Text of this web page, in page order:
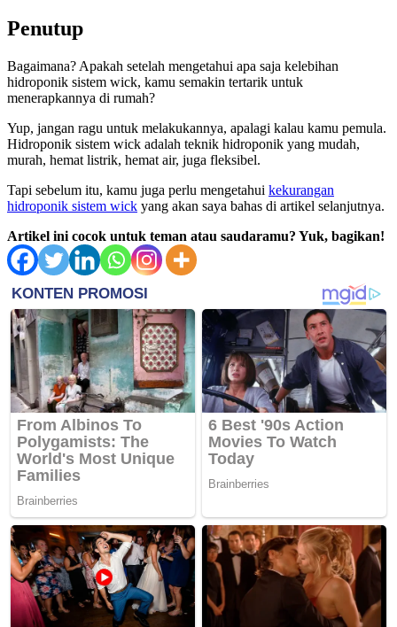
Penutup
Bagaimana? Apakah setelah mengetahui apa saja kelebihan
hidroponik sistem wick, kamu semakin tertarik untuk
menerapkannya di rumah?
Yup, jangan ragu untuk melakukannya, apalagi kalau kamu pemula.
Hidroponik sistem wick adalah teknik hidroponik yang mudah,
murah, hemat listrik, hemat air, juga fleksibel.
Tapi sebelum itu, kamu juga perlu mengetahui kekurangan
hidroponik sistem wick yang akan saya bahas di artikel selanjutnya.
Artikel ini cocok untuk teman atau saudaramu? Yuk, bagikan!